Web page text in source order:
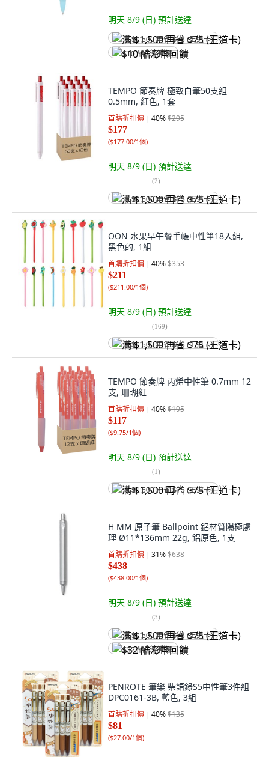
明天 8/9 (日) 預計送達
满 $1,500 再省 $75 (王道卡)
$10 酷澎幣回饋
TEMPO 節奏牌 極致白筆50支組
0.5mm, 紅色, 1套
首購折扣價 40%$295
$177
($177.00/1個)
明天 8/9 (日) 預計送達
(2)
满 $1,500 再省 $75 (王道卡)
OON 水果早午餐手帳中性筆18入組,
黑色的, 1組
首購折扣價 40%$353
$211
($211.00/1個)
明天 8/9 (日) 預計送達
(169)
满 $1,500 再省 $75 (王道卡)
TEMPO 節奏牌 丙烯中性筆 0.7mm 12
支, 珊瑚紅
首購折扣價 40%$195
$117
($9.75/1個)
明天 8/9 (日) 預計送達
(1)
满 $1,500 再省 $75 (王道卡)
H MM 原子筆 Ballpoint 鋁材質陽極處
理 Ø11*136mm 22g, 鋁原色, 1支
首購折扣價 31%$638
$438
($438.00/1個)
明天 8/9 (日) 預計送達
(3)
满 $1,500 再省 $75 (王道卡)
$32 酷澎幣回饋
PENROTE 筆樂 柴語錄S5中性筆3件組
DPC0161-3B, 藍色, 3組
首購折扣價 40%$135
$81
($27.00/1個)